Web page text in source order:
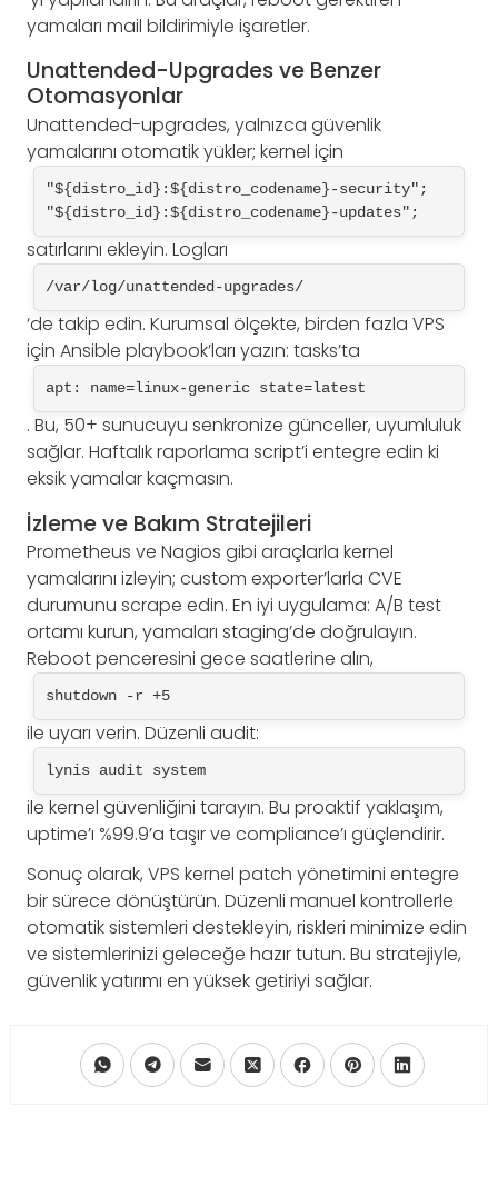
yamaları mail bildirimiyle işaretler.
Unattended-Upgrades ve Benzer
Otomasyonlar
Unattended-upgrades, yalnızca güvenlik
yamalarını otomatik yükler; kernel için
"${distro_id}:${distro_codename}-security";
"${distro_id}:${distro_codename}-updates";
satırlarını ekleyin. Logları
/var/log/unattended-upgrades/
‘de takip edin. Kurumsal ölçekte, birden fazla VPS
için Ansible playbook’ları yazın: tasks’ta
apt: name=linux-generic state=latest
. Bu, 50+ sunucuyu senkronize günceller, uyumluluk
sağlar. Haftalık raporlama script’i entegre edin ki
eksik yamalar kaçmasın.
İzleme ve Bakım Stratejileri
Prometheus ve Nagios gibi araçlarla kernel
yamalarını izleyin; custom exporter’larla CVE
durumunu scrape edin. En iyi uygulama: A/B test
ortamı kurun, yamaları staging’de doğrulayın.
Reboot penceresini gece saatlerine alın,
shutdown -r +5
ile uyarı verin. Düzenli audit:
lynis audit system
ile kernel güvenliğini tarayın. Bu proaktif yaklaşım,
uptime’ı %99.9’a taşır ve compliance’ı güçlendirir.
Sonuç olarak, VPS kernel patch yönetimini entegre
bir sürece dönüştürün. Düzenli manuel kontrollerle
otomatik sistemleri destekleyin, riskleri minimize edin
ve sistemlerinizi geleceğe hazır tutun. Bu stratejiyle,
güvenlik yatırımı en yüksek getiriyi sağlar.